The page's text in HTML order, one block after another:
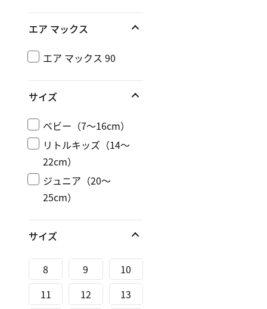
エア マックス
エア マックス 90
サイズ
ベビー（7～16cm）
リトルキッズ（14～
22cm）
ジュニア（20～
25cm）
サイズ
8 9
10
11
12
13